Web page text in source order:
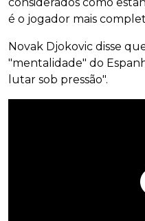
é o jogador mais
Novak Djokovic disse
"mentalidade" do
lutar sob pressão".